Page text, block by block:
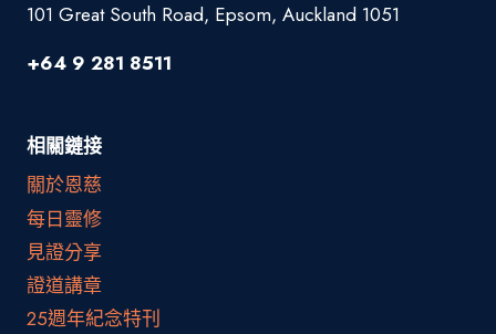
101 Great South Road, Epsom, Auckland 1051
+64 9 281 8511
相關鏈接
關於恩慈
每日靈修
見證分享
證道講章
25週年紀念特刊